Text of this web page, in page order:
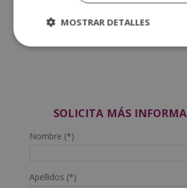
SOLICITA MÁS
Nombre (*)
Apellidos (*)
MOSTRAR DETALLES